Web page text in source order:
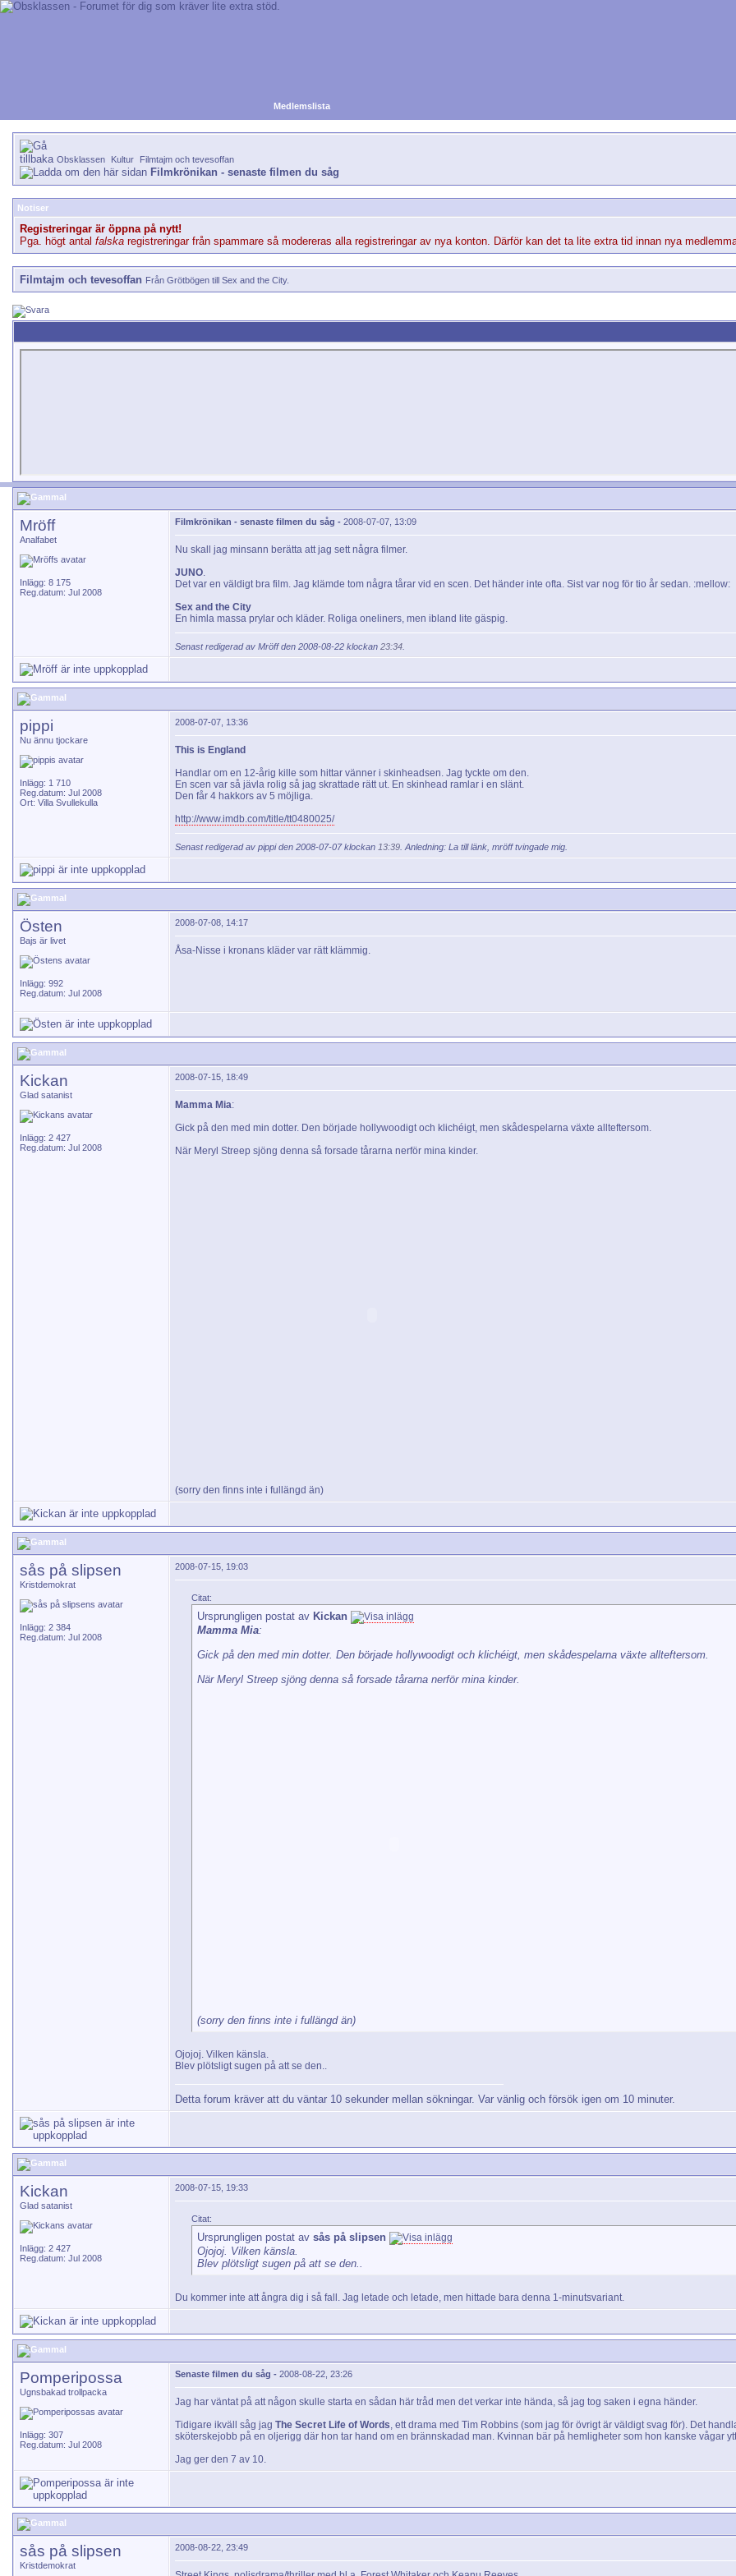
Medlemslista
Obsklassen Kultur Filmtajm och tevesoffan
Filmkrönikan - senaste filmen du såg
Notiser
Registreringar är öppna på nytt!
Pga. högt antal falska registreringar från spammare så modereras alla registreringar av nya konton. Därför kan det ta lite extra tid innan nya
Filmtajm och tevesoffan Från Grötbögen till Sex and the City.
Mröff
Analfabet
Inlägg: 8 175
Reg.datum: Jul 2008
Filmkrönikan - senaste filmen du såg - 2008-07-07, 13:09
Nu skall jag minsann berätta att jag sett några filmer.
JUNO.
Det var en väldigt bra film. Jag klämde tom några tårar vid en scen. Det händer inte ofta. Sist var nog för tio år sedan. :mellow:
Sex and the City
En himla massa prylar och kläder. Roliga oneliners, men ibland lite gäspig.
Senast redigerad av Mröff den 2008-08-22 klockan 23:34
pippi
Nu ännu tjockare
Inlägg: 1 710
Reg.datum: Jul 2008
Ort: Villa Svullekulla
2008-07-07, 13:36
This is England
Handlar om en 12-årig kille som hittar vänner i skinheadsen. Jag tyckte om den.
En scen var så jävla rolig så jag skrattade rätt ut. En skinhead ramlar i en slänt.
Den får 4 hakkors av 5 möjliga.
http://www.imdb.com/title/tt0480025/
Senast redigerad av pippi den 2008-07-07 klockan 13:39 . Anledning: La till länk, mröff tvingade mig.
Östen
Bajs är livet
Inlägg: 992
Reg.datum: Jul 2008
2008-07-08, 14:17
Åsa-Nisse i kronans kläder var rätt klämmig.
Kickan
Glad satanist
Inlägg: 2 427
Reg.datum: Jul 2008
2008-07-15, 18:49
Mamma Mia:
Gick på den med min dotter. Den började hollywoodigt och klichéigt, men skådespelarna växte allteftersom.
När Meryl Streep sjöng denna så forsade tårarna nerför mina kinder.
(sorry den finns inte i fullängd än)
sås på slipsen
Kristdemokrat
Inlägg: 2 384
Reg.datum: Jul 2008
2008-07-15, 19:03
Citat:
Ursprungligen postat av Kickan
Mamma Mia:
Gick på den med min dotter. Den började hollywoodigt och klichéigt, men skådespelarna växte allteftersom.
När Meryl Streep sjöng denna så forsade tårarna nerför mina kinder.
(sorry den finns inte i fullängd än)
Ojojoj. Vilken känsla.
Blev plötsligt sugen på att se den..
Detta forum kräver att du väntar 10 sekunder mellan sökningar. Var vänlig och försök igen om 10 minuter.
Kickan
Glad satanist
Inlägg: 2 427
Reg.datum: Jul 2008
2008-07-15, 19:33
Citat:
Ursprungligen postat av sås på slipsen
Ojojoj. Vilken känsla.
Blev plötsligt sugen på att se den..
Du kommer inte att ångra dig i så fall. Jag letade och letade, men hittade bara denna 1-minutsvariant.
Pomperipossa
Ugnsbakad trollpacka
Inlägg: 307
Reg.datum: Jul 2008
Senaste filmen du såg - 2008-08-22, 23:26
Jag har väntat på att någon skulle starta en sådan här tråd men det verkar inte hända, så jag tog saken i egna händer.
Tidigare ikväll såg jag The Secret Life of Words, ett drama med Tim Robbins (som jag för övrigt är väldigt svag för). Det
sköterskejobb på en oljerigg där hon tar hand om en brännskadad man. Kvinnan bär på hemligheter som hon kanske vågar
Jag ger den 7 av 10.
sås på slipsen
Kristdemokrat
2008-08-22, 23:49